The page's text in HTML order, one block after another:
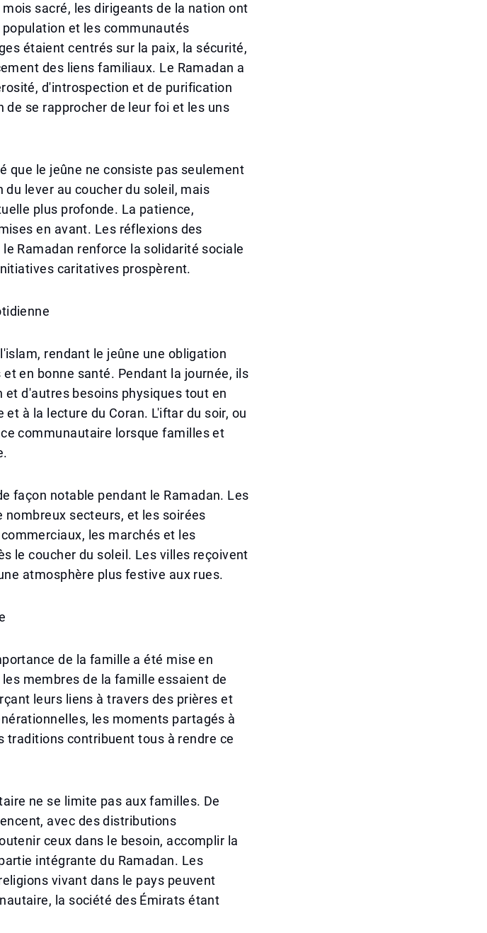
sacré, les dirigeants de la nation ont
et les communautés
étaient centrés sur la paix, la sécurité,
des liens familiaux. Le Ramadan a
d'introspection et de purification
se rapprocher de leur foi et les uns
que le jeûne ne consiste pas seulement
lever au coucher du soleil, mais
plus profonde. La patience,
en avant. Les réflexions des
Ramadan renforce la solidarité sociale
caritatives prospèrent.
rendant le jeûne une obligation
en bonne santé. Pendant la journée, ils
d'autres besoins physiques tout en
à la lecture du Coran. L'iftar du soir, ou
communautaire lorsque familles et
façon notable pendant le Ramadan. Les
secteurs, et les soirées
les marchés et les
le coucher du soleil. Les villes reçoivent
atmosphère plus festive aux rues.
de la famille a été mise en
membres de la famille essaient de
leurs liens à travers des prières et
les moments partagés à
traditions contribuent tous à rendre ce
ne se limite pas aux familles. De
avec des distributions
ceux dans le besoin, accomplir la
intégrante du Ramadan. Les
vivant dans le pays peuvent
la société des Émirats étant